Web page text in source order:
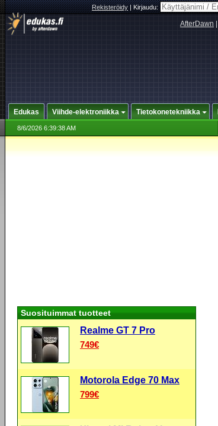
Rekisteröidy|Kirjaudu:
AfterDawn
Edukas Viihde-elektroniikka Tietokonetekniikka
8/6/2026 6:39:38 AM
Suosituimmat tuotteet
Realme GT 7 Pro
749€
Motorola Edge 70 Max
799€